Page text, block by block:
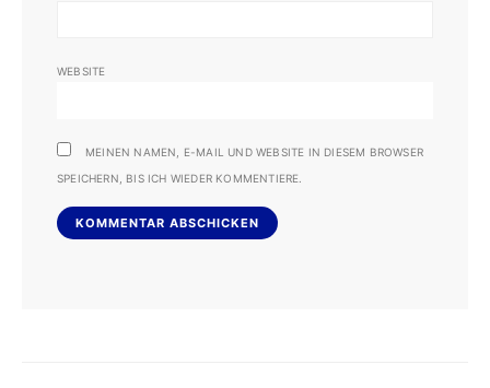
WEBSITE
MEINEN NAMEN, E-MAIL UND WEBSITE IN DIESEM BROWSER
SPEICHERN, BIS ICH WIEDER KOMMENTIERE.